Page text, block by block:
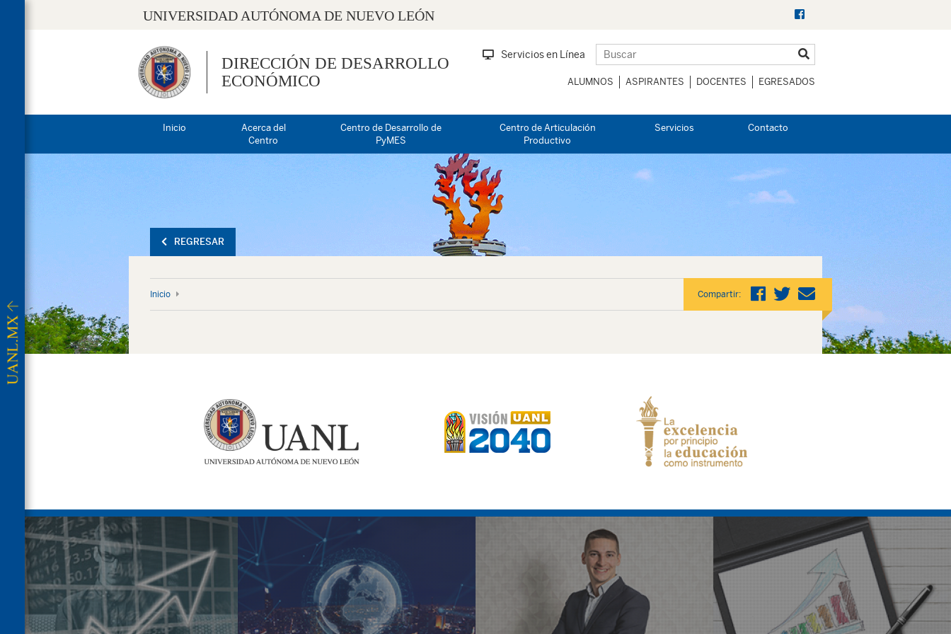
UNIVERSIDAD AUTÓNOMA DE NUEVO LEÓN
DIRECCIÓN DE DESARROLLO
ECONÓMICO
Servicios en Línea
ALUMNOS ASPIRANTES DOCENTES EGRESADOS
Inicio
Acerca del
Centro
Centro de Desarrollo de
PyMES
Centro de Articulación
Productivo
Servicios Contacto
REGRESAR
Inicio Compartir: